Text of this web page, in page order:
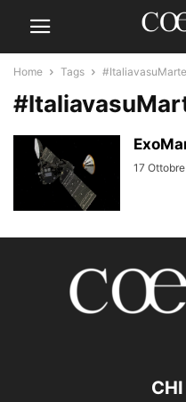
Home Tags #ItaliavasuMarte
17